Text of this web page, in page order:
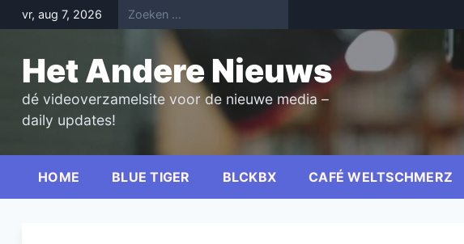
Skip
to
vr, aug 7, 2026
Het Andere Nieuws
dé videoverzamelsite voor de nieuwe media –
daily updates!
HOME BLUE TIGER BLCKBX CAFÉ WELTSCHMERZ